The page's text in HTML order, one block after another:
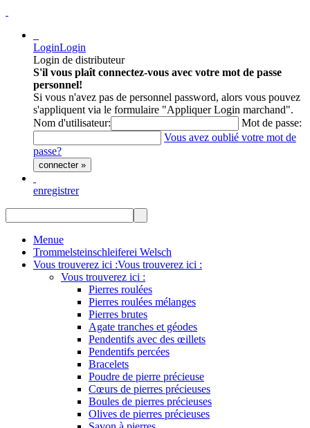
LoginLogin
Login de distributeur
S'il vous plaît connectez-vous avec votre mot de passe
personnel!
Si vous n'avez pas de personnel password, alors vous pouvez
s'appliquent via le formulaire "Appliquer Login marchand".
Nom d'utilisateur:
Mot de passe:
Vous avez oublié votre mot de
passe?
connecter »
enregistrer
Menue
Trommelsteinschleiferei Welsch
Vous trouverez ici :Vous trouverez ici :
Vous trouverez ici :
Pierres roulées
Pierres roulées mélanges
Pierres brutes
Agate tranches et géodes
Pendentifs avec des œillets
Pendentifs percées
Bracelets
Poudre de pierre précieuse
Cœurs de pierres précieuses
Boules de pierres précieuses
Olives de pierres précieuses